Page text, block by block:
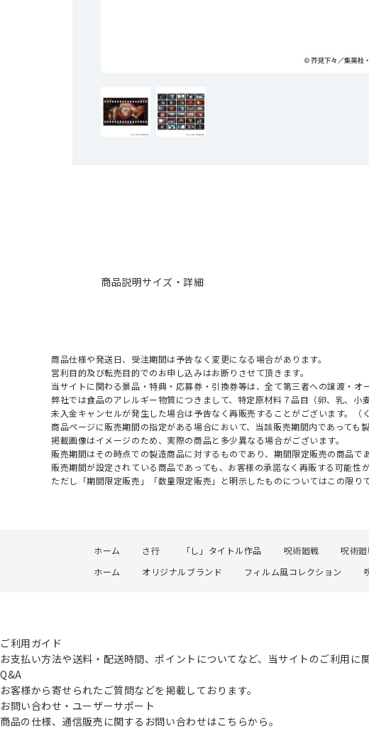
商品説明サイズ・詳細
商品仕様や発送日、受注期間は予告なく変更になる場合があります。
営利目的及び転売目的でのお申し込みはお断りさせて頂きます。
当サイトに関わる景品・特典・応募券・引換券等は、全て第三者への譲渡・オ
弊社では食品のアレルギー物質につきまして、特定原材料７品目（卵、乳、
未入金キャンセルが発生した場合は予告なく再販売することがございます。（
商品ページに販売期間の指定がある場合において、当該販売期間内であっても
掲載画像はイメージのため、実際の商品と多少異なる場合がございます。
販売期間はその時点での製造商品に対するものであり、期間限定販売の商品で
販売期間が設定されている商品であっても、お客様の承諾なく再販する可能性
ただし「期間限定販売」「数量限定販売」と明示したものについてはこの限り
ホーム さ行 「し」タイトル作品 呪術廻戦
呪術
ホーム
オリジナルブランド フィルム風コレクション
ご利用ガイド
お支払い方法や送料・配送時間、ポイントについてなど、当サイトのご利用に
Q&A
お客様から寄せられたご質問などを掲載しております。
お問い合わせ・ユーザーサポート
商品の仕様、通信販売に関するお問い合わせはこちらから。